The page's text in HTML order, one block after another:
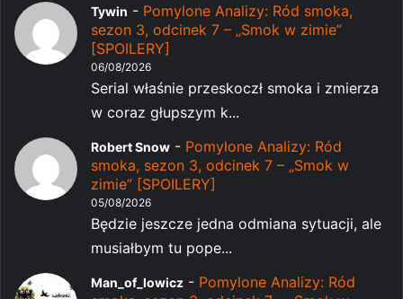
Tywin - Pomylone Analizy: Ród smoka,
sezon 3, odcinek 7 – „Smok w zimie”
[SPOILERY]
06/08/2026
Serial właśnie przeskoczł smoka i zmierza
w coraz głupszym k...
Robert Snow - Pomylone Analizy: Ród
smoka, sezon 3, odcinek 7 – „Smok w
zimie” [SPOILERY]
05/08/2026
Będzie jeszcze jedna odmiana sytuacji, ale
musiałbym tu pope...
Man_of_lowicz - Pomylone Analizy: Ród